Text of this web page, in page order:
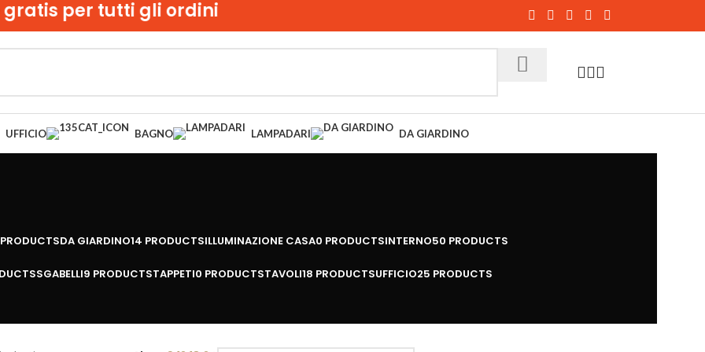
per tutti gli ordini
UFFICIO BAGNO LAMPADARI DA GIARDINO
DA GIARDINO14 PRODUCTSILLUMINAZIONE CASA0 PRODUCTSINTERNO50 PRODUCTS
SGABELLI9 PRODUCTSTAPPETI0 PRODUCTSTAVOLI18 PRODUCTSUFFICIO25 PRODUCTS